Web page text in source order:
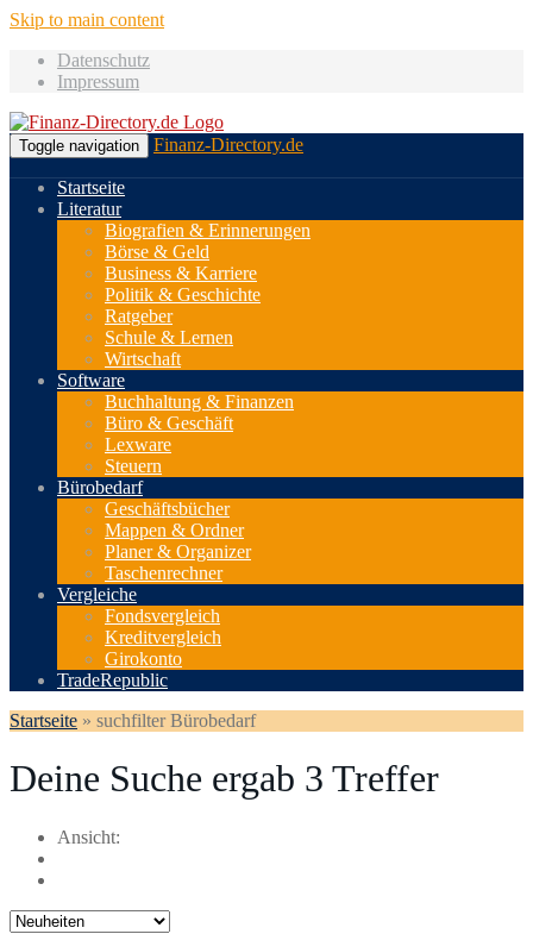
Skip to main content
Datenschutz
Impressum
Toggle navigation Finanz-Directory.de
Startseite
Literatur
Biografien & Erinnerungen
Börse & Geld
Business & Karriere
Politik & Geschichte
Ratgeber
Schule & Lernen
Wirtschaft
Software
Buchhaltung & Finanzen
Büro & Geschäft
Lexware
Steuern
Bürobedarf
Geschäftsbücher
Mappen & Ordner
Planer & Organizer
Taschenrechner
Vergleiche
Fondsvergleich
Kreditvergleich
Girokonto
TradeRepublic
Startseite » suchfilter Bürobedarf
Deine Suche ergab 3 Treffer
Ansicht: